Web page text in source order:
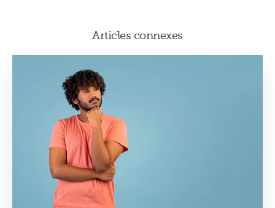
Articles connexes